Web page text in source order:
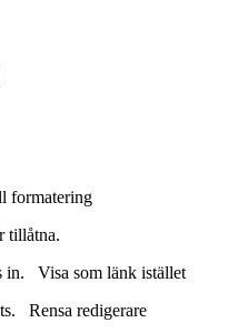
formatering
tillåtna.
in. Visa som länk istället
Rensa redigerare